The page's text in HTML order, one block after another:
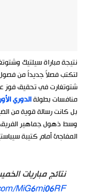
نتيجة مباراة سيلتيك
لتكتب فصلاً جديداً من فصول
منافسات بطولةالدوري
بل كانت رسالة قوية من
وسط ذهول جماهير الفريق
المفاجئ أمام كتيبة
نتائج مباريات